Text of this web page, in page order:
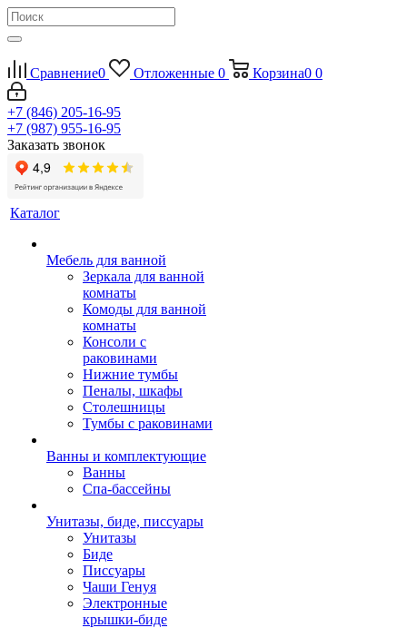
Сравнение0 Отложенные 0 Корзина0 0
+7 (846) 205-16-95
+7 (987) 955-16-95
Заказать звонок
Каталог
Мебель для ванной
Зеркала для ванной
комнаты
Комоды для ванной
комнаты
Консоли с
раковинами
Нижние тумбы
Пеналы, шкафы
Столешницы
Тумбы с раковинами
Ванны и комплектующие
Ванны
Спа-бассейны
Унитазы, биде, писсуары
Унитазы
Биде
Писсуары
Чаши Генуя
Электронные
крышки-биде